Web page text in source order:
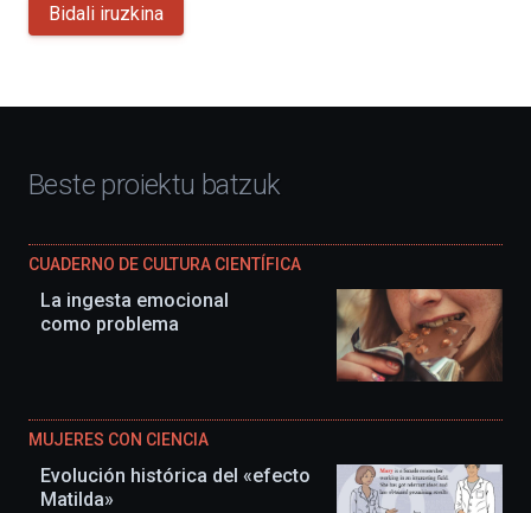
Bidali iruzkina
Beste proiektu batzuk
CUADERNO DE CULTURA CIENTÍFICA
La ingesta emocional
como problema
MUJERES CON CIENCIA
Evolución histórica del «efecto
Matilda»